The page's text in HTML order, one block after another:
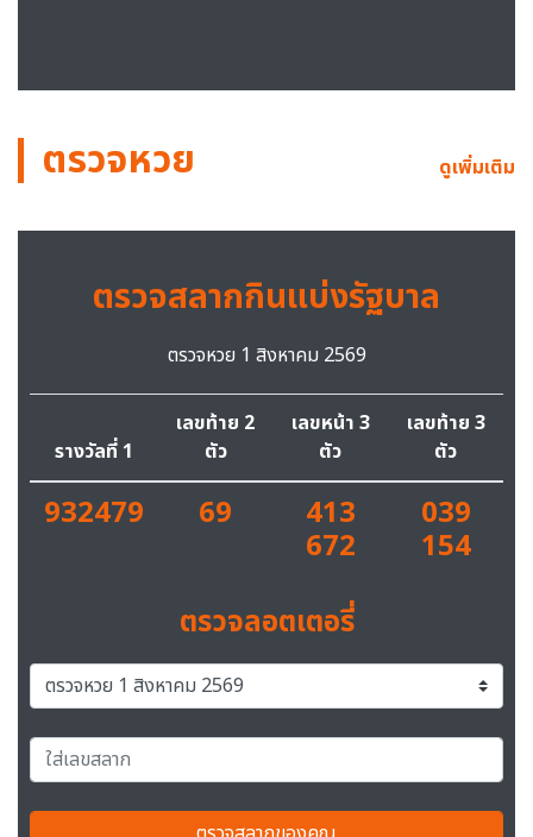
ตรวจหวย ดูเพิ่มเติม
ตรวจสลากกินแบ่งรัฐบาล
ตรวจหวย 1 สิงหาคม 2569
รางวัลที่ 1
เลขท้าย 2
ตัว
เลขหน้า 3
ตัว
เลขท้าย 3
ตัว
932479 69 413
672
039
154
ตรวจลอตเตอรี่